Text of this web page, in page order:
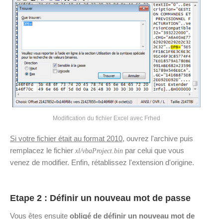
Modification du fichier Excel avec Frhed
Si votre fichier était au format 2010, ouvrez l'archive puis
remplacez le fichier xl/vbaProject.bin par celui que vous
venez de modifier. Enfin, rétablissez l'extension d'origine.
Etape 2 : Définir un nouveau mot de passe
Vous êtes ensuite obligé de définir un nouveau mot de